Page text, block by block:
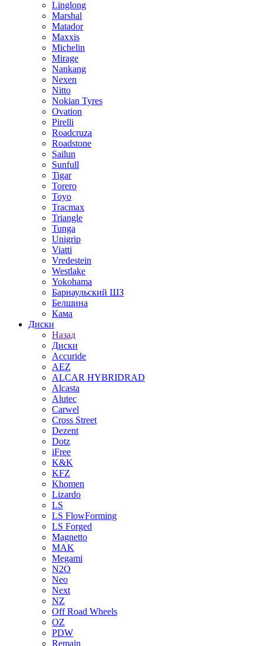
Linglong
Marshal
Matador
Maxxis
Michelin
Mirage
Nankang
Nexen
Nitto
Nokian Tyres
Ovation
Pirelli
Roadcruza
Roadstone
Sailun
Sunfull
Tigar
Torero
Toyo
Tracmax
Triangle
Tunga
Unigrip
Viatti
Vredestein
Westlake
Yokohama
Барнаульский ШЗ
Белшина
Кама
Диски
Назад
Диски
Accuride
AEZ
ALCAR HYBRIDRAD
Alcasta
Alutec
Carwel
Cross Street
Dezent
Dotz
iFree
K&K
KFZ
Khomen
Lizardo
LS
LS FlowForming
LS Forged
Magnetto
MAK
Megami
N2O
Neo
Next
NZ
Off Road Wheels
OZ
PDW
Remain